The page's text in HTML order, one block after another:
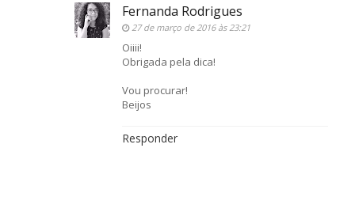
Fernanda Rodrigues
27 de março de 2016 às 23:21
Oiiii!
Obrigada pela dica!
Vou procurar!
Beijos
Responder